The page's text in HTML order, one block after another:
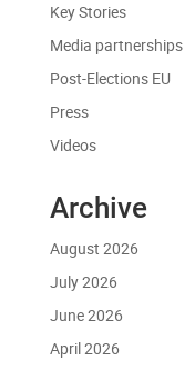
Key Stories
Media partnerships
Post-Elections EU
Press
Videos
Archive
August 2026
July 2026
June 2026
April 2026